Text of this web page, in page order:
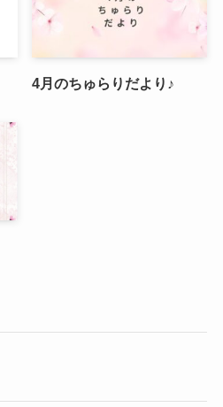
4月のちゅらりだより♪